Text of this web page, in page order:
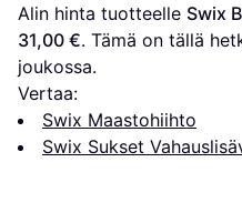
Alin hinta tuotteelle Swix
31,00 €. Tämä on tällä
joukossa.
Vertaa:
Swix Maastohiihto
Swix Sukset